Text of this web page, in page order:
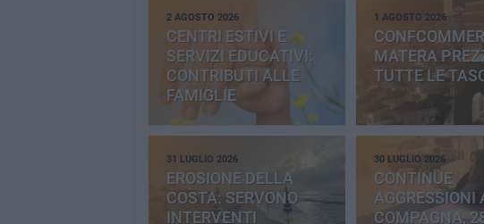
2 AGOSTO 2026
CENTRI ESTIVI E
SERVIZI EDUCATIVI:
CONTRIBUTI ALLE
FAMIGLIE
1 AGOSTO 2026
MATERA
TUTTE LE
31 LUGLIO 2026
EROSIONE DELLA
COSTA: SERVONO
INTERVENTI
30 LUGLIO 2026
CONTINUE
AGGRESSIONI
COMPAGNA,